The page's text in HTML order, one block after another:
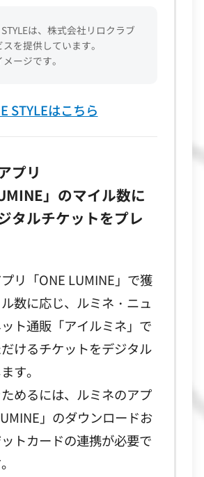
は、株式会社リロクラブ
を提供しています。
ージです。
STYLEはこちら
プリ
」のマイル数に
タルチケットをプレ
リ「ONE LUMINE」で獲
数に応じ、ルミネ・ニュ
ト通販「アイルミネ」で
けるチケットをデジタル
す。
めるには、ルミネのアプ
」のダウンロードお
トカードの連携が必要で